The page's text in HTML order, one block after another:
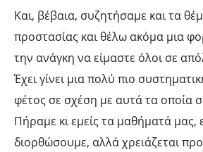
Και, βέβαια, συζητήσαμε και τα
προστασίας και θέλω ακόμα μια
την ανάγκη να είμαστε όλοι σε
Έχει γίνει μια πολύ πιο
φέτος σε σχέση με αυτά τα οποία
Πήραμε κι εμείς τα μαθήματά μας,
διορθώσουμε, αλλά χρειάζεται